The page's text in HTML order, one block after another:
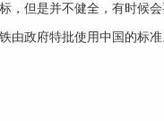
，但是并不健全，有时候
由政府特批使用中国的标准